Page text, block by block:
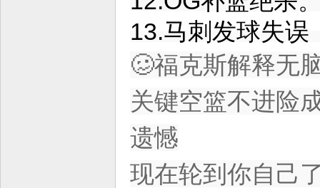
13.马刺发球失误
🥴福克斯解释无
关键空篮不进险
遗憾
现在轮到你自己